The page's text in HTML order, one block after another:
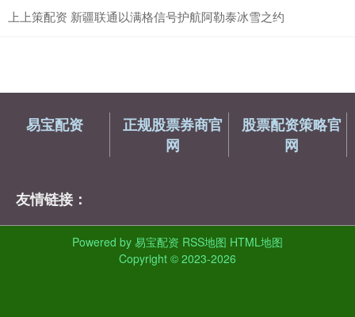
上上策配资 新疆联通以满格信号护航阿勒泰冰雪之约
易宝配资
正规股票券商官
网
股票配资策略官
网
友情链接：
Powered by 易宝配资 RSS地图 HTML地图
Copyright © 2023-2026